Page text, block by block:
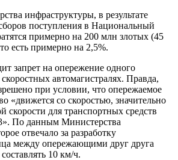
инфраструктуры, в результате
поступления в Национальный
примерно на 200 млн злотых (45
есть примерно на 2,5%.
запрет на опережение одного
автомагистралях. Правда,
при условии, что опережаемое
«движется со скоростью, значительно
скорости для транспортных средств
По данным Министерства
отвечало за разработку
между опережающими друг друга
10 км/ч.